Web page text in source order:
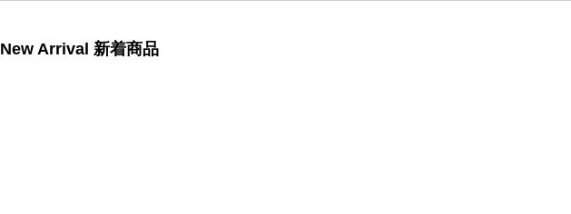
New Arrival 新着商品